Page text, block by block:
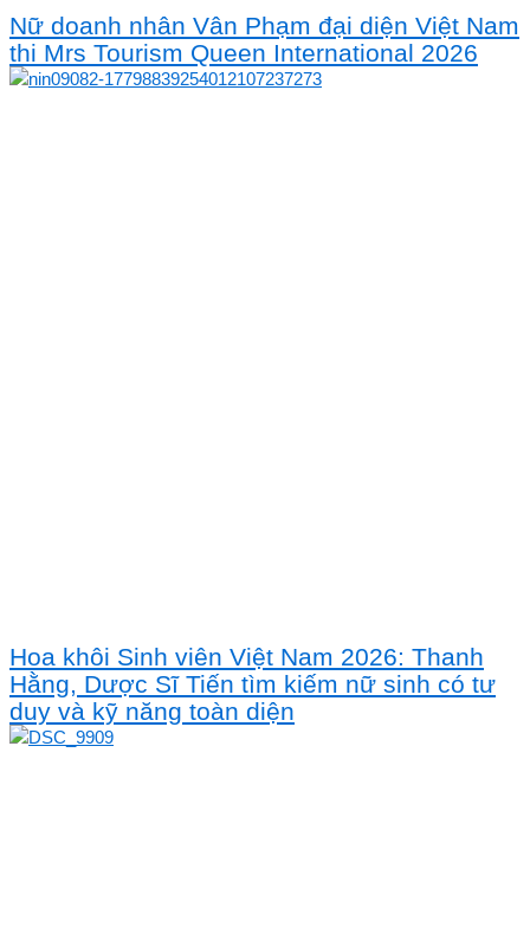
Nữ doanh nhân Vân Phạm đại diện Việt Nam
thi Mrs Tourism Queen International 2026
Hoa khôi Sinh viên Việt Nam 2026: Thanh
Hằng, Dược Sĩ Tiến tìm kiếm nữ sinh có tư
duy và kỹ năng toàn diện